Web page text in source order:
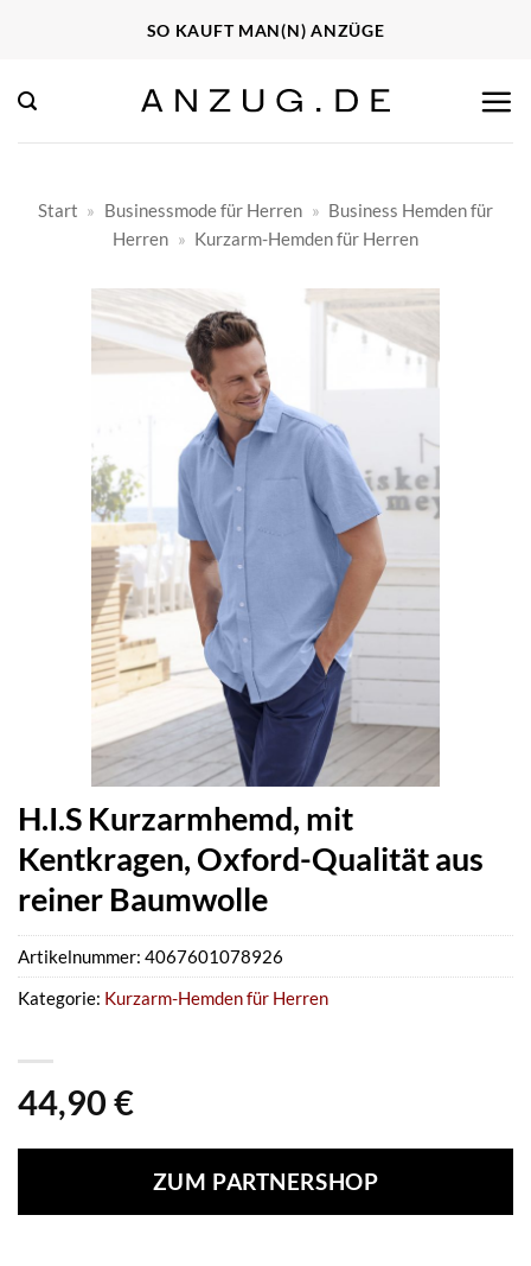
springen
SO KAUFT MAN(N) ANZÜGE
Start » Businessmode für Herren » Business Hemden für
Herren » Kurzarm-Hemden für Herren
H.I.S Kurzarmhemd, mit
Kentkragen, Oxford-Qualität aus
reiner Baumwolle
44,90 €
ZUM PARTNERSHOP
Artikelnummer: 4067601078926
Kategorie: Kurzarm-Hemden für Herren